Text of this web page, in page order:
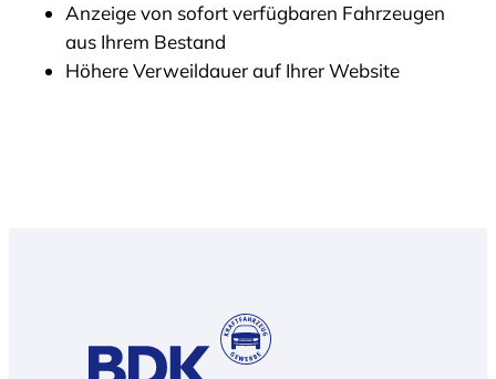
Anzeige von sofort verfügbaren Fahrzeugen
aus Ihrem Bestand
Höhere Verweildauer auf Ihrer Website